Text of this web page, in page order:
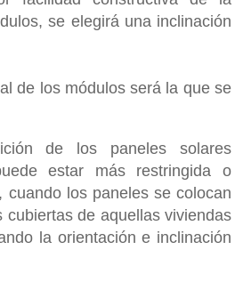
se elegirá una inclinación
de los módulos será la que se
de los paneles solares
estar más restringida o
cuando los paneles se colocan
de aquellas viviendas
la orientación e inclinación